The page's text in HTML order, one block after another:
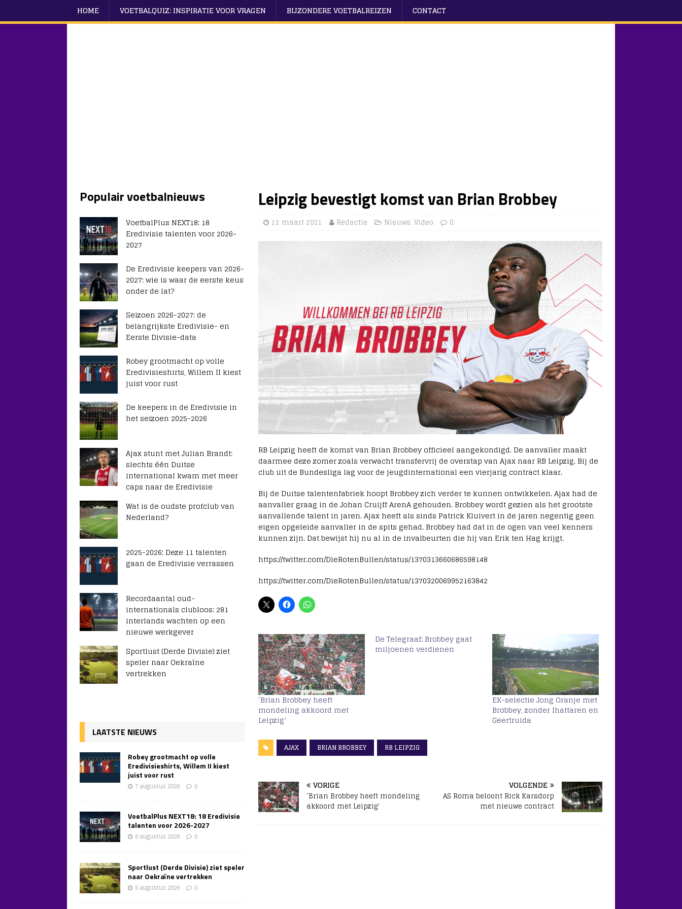
HOME VOETBALQUIZ: INSPIRATIE VOOR VRAGEN BIJZONDERE VOETBALREIZEN CONTACT
Leipzig bevestigt komst van Brian Brobbey
12 maart 2021 Redactie Nieuws, Video 0
RB Leipzig heeft de komst van Brian Brobbey officieel aangekondigd. De aanvaller maakt
daarmee deze zomer zoals verwacht transfervrij de overstap van Ajax naar RB Leipzig. Bij de
club uit de Bundesliga lag voor de jeugdinternational een vierjarig contract klaar.
Bij de Duitse talentenfabriek hoopt Brobbey zich verder te kunnen ontwikkelen. Ajax had de
aanvaller graag in de Johan Cruijff ArenA gehouden. Brobbey wordt gezien als het grootste
aanvallende talent in jaren. Ajax heeft als sinds Patrick Kluivert in de jaren negentig geen
eigen opgeleide aanvaller in de spits gehad. Brobbey had dat in de ogen van veel kenners
kunnen zijn. Dat bewijst hij nu al in de invalbeurten die hij van Erik ten Hag krijgt.
https://twitter.com/DieRotenBullen/status/1370313660686598148
https://twitter.com/DieRotenBullen/status/1370320069952163842
‘Brian Brobbey heeft
mondeling akkoord met
Leipzig’
De Telegraaf: Brobbey gaat
miljoenen verdienen
EK-selectie Jong Oranje met
Brobbey, zonder Ihattaren en
Geertruida
AJAX BRIAN BROBBEY RB LEIPZIG
VORIGE
‘Brian Brobbey heeft mondeling
akkoord met Leipzig’
VOLGENDE
AS Roma beloont Rick Karsdorp
met nieuwe contract
Populair voetbalnieuws
VoetbalPlus NEXT18: 18
Eredivisie talenten voor 2026-
2027
De Eredivisie keepers van 2026-
2027: wie is waar de eerste keus
onder de lat?
Seizoen 2026-2027: de
belangrijkste Eredivisie- en
Eerste Divisie-data
Robey grootmacht op volle
Eredivisieshirts, Willem II kiest
juist voor rust
De keepers in de Eredivisie in
het seizoen 2025-2026
Ajax stunt met Julian Brandt:
slechts één Duitse
international kwam met meer
caps naar de Eredivisie
Wat is de oudste profclub van
Nederland?
2025-2026: Deze 11 talenten
gaan de Eredivisie verrassen
Recordaantal oud-
internationals clubloos: 281
interlands wachten op een
nieuwe werkgever
Sportlust (Derde Divisie) ziet
speler naar Oekraïne
vertrekken
LAATSTE NIEUWS
Robey grootmacht op volle
Eredivisieshirts, Willem II kiest
juist voor rust
7 augustus 2026 0
VoetbalPlus NEXT18: 18 Eredivisie
talenten voor 2026-2027
6 augustus 2026 0
Sportlust (Derde Divisie) ziet speler
naar Oekraïne vertrekken
5 augustus 2026 0